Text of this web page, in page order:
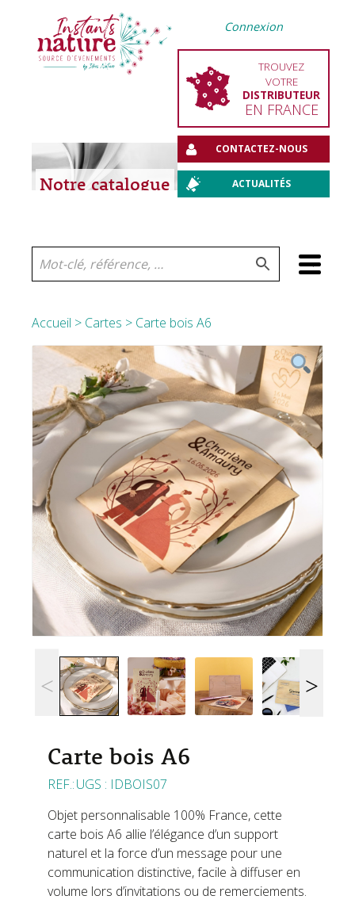
Connexion
TROUVEZ
VOTRE
DISTRIBUTEUR
EN FRANCE
CONTACTEZ-NOUS
ACTUALITÉS
Notre catalogue
Aller
au
Accueil > Cartes > Carte bois A6
Carte bois A6
UGS : IDBOIS07
Objet personnalisable 100% France, cette
carte bois A6 allie l’élégance d’un support
naturel et la force d’un message pour une
communication distinctive, facile à diffuser en
volume lors d’invitations ou de remerciements.